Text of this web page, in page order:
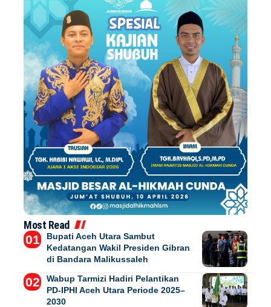
Most Read
Bupati Aceh Utara Sambut
Kedatangan Wakil Presiden Gibran
di Bandara Malikussaleh
Wabup Tarmizi Hadiri Pelantikan
PD-IPHI Aceh Utara Periode 2025–
2030